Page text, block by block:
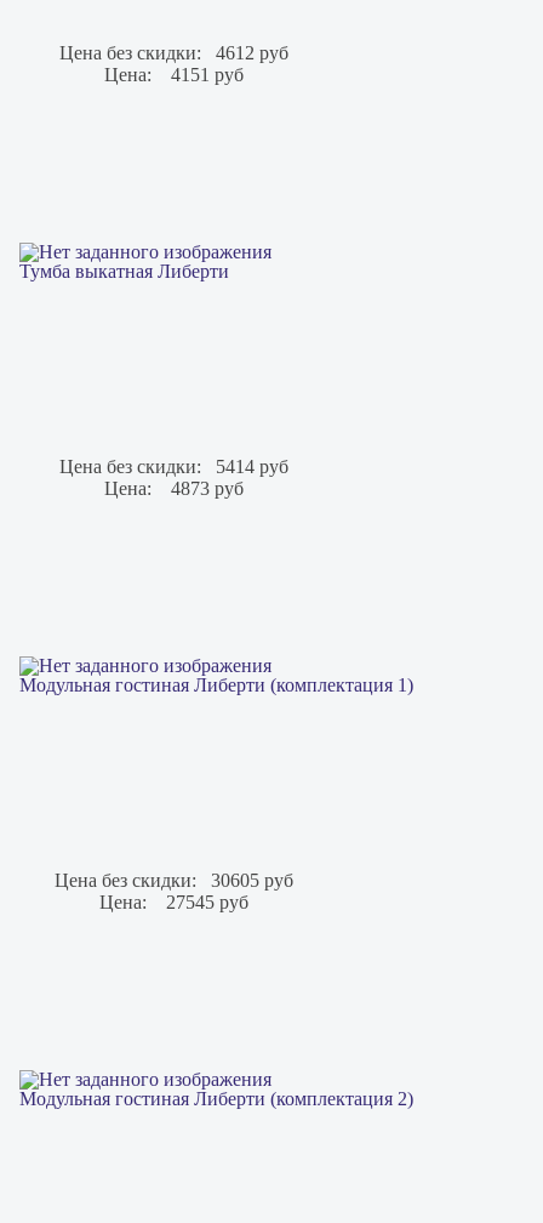
Цена без скидки:
4612 руб
Цена:
4151 руб
Тумба выкатная Либерти
Цена без скидки:
5414 руб
Цена:
4873 руб
Модульная гостиная Либерти (комплектация 1)
Цена без скидки:
30605 руб
Цена:
27545 руб
Модульная гостиная Либерти (комплектация 2)